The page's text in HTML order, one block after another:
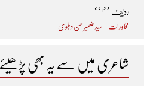
ردیف ’’ا‘‘
محاورات سید ضمیر حسن دہلوی
شاعری میں سے یہ بھی پڑھیئے